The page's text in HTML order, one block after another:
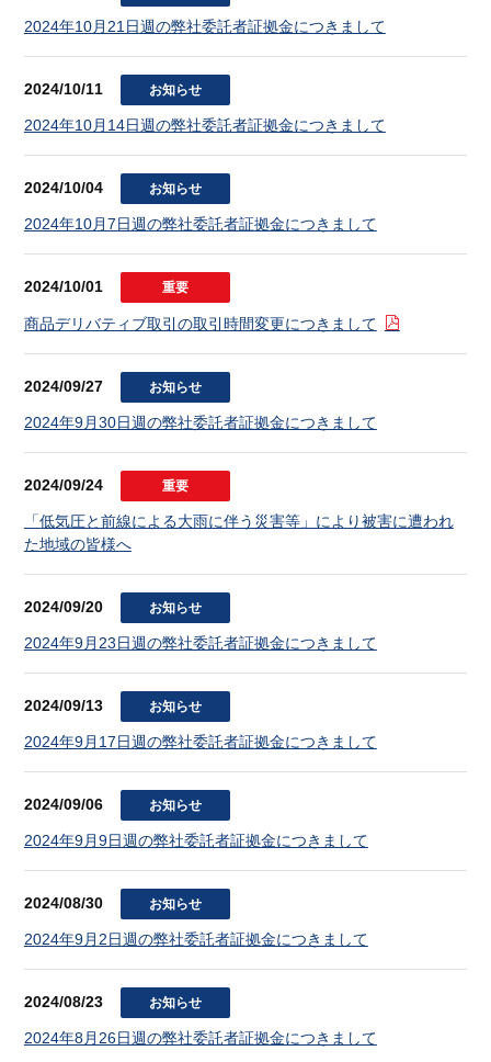
2024年10月21日週の弊社委託者証拠金につきまして
2024/10/11 お知らせ
2024年10月14日週の弊社委託者証拠金につきまして
2024/10/04 お知らせ
2024年10月7日週の弊社委託者証拠金につきまして
2024/10/01 重要
商品デリバティブ取引の取引時間変更につきまして
2024/09/27 お知らせ
2024年9月30日週の弊社委託者証拠金につきまして
2024/09/24 重要
「低気圧と前線による大雨に伴う災害等」により被害に遭われ
た地域の皆様へ
2024/09/20 お知らせ
2024年9月23日週の弊社委託者証拠金につきまして
2024/09/13 お知らせ
2024年9月17日週の弊社委託者証拠金につきまして
2024/09/06 お知らせ
2024年9月9日週の弊社委託者証拠金につきまして
2024/08/30 お知らせ
2024年9月2日週の弊社委託者証拠金につきまして
2024/08/23 お知らせ
2024年8月26日週の弊社委託者証拠金につきまして